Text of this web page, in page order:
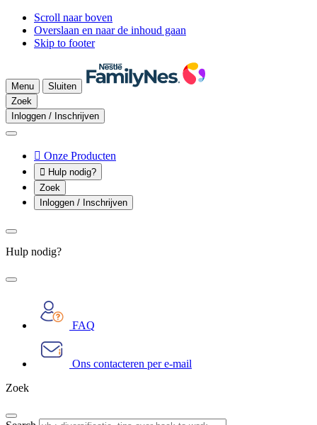
Scroll naar boven
Overslaan en naar de inhoud gaan
Skip to footer
Menu
Sluiten
Zoek
Inloggen / Inschrijven
 Onze Producten
 Hulp nodig?
Zoek
Inloggen / Inschrijven
Hulp nodig?
FAQ
Ons contacteren per e-mail
Zoek